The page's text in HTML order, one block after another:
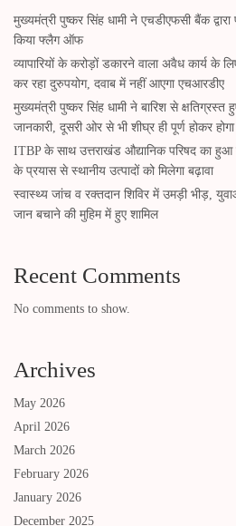
मुख्यमंत्री पुष्कर सिंह धामी ने एचडीएफसी बैंक
किया फ्लैग ऑफ
व्यापारियों के करोड़ों डकारने वाला अवैध कार्य के
कर रहा दुरुपयोग, दवाब में नहीं आएगा एचआरडीए
मुख्यमंत्री पुष्कर सिंह धामी ने बारिश से क्षतिग्रस्त
जानकारी, दूसरी ओर से भी शीघ्र ही पूर्ण होकर
ITBP के साथ उत्तराखंड औद्यानिक परिषद का हुआ
के प्रयास से स्थानीय उत्पादों को मिलेगा बढ़ावा
स्वास्थ्य जांच व रक्तदान शिविर में उमड़ी भीड़,
जान बचाने की मुहिम में हुए शामिल
Recent Comments
No comments to show.
Archives
May 2026
April 2026
March 2026
February 2026
January 2026
December 2025